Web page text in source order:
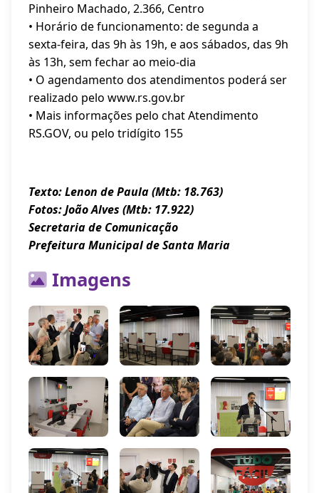
Pinheiro Machado, 2.366, Centro
• Horário de funcionamento: de segunda a
sexta-feira, das 9h às 19h, e aos sábados, das 9h
às 13h, sem fechar ao meio-dia
• O agendamento dos atendimentos poderá ser
realizado pelo www.rs.gov.br
• Mais informações pelo chat Atendimento
RS.GOV, ou pelo tridígito 155
Texto: Lenon de Paula (Mtb: 18.763)
Fotos: João Alves (Mtb: 17.922)
Secretaria de Comunicação
Prefeitura Municipal de Santa Maria
Imagens